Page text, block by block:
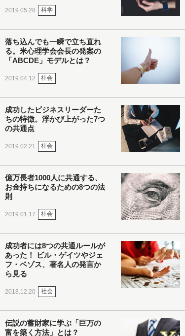
2019.05.28 科学
落ち込んでも一瞬で立ち直れ
る。米心理学会会長の発案の
「ABCDE」モデルとは？
2019.04.12 社会
成功したビジネスリーダーた
ちの特徴。浮かび上がった7つ
の共通点
2019.02.21 社会
億万長者1000人に共通する、
お金持ちになるための8つの法
則
2019.01.17 社会
成功者には8つの共通ルールが
あった！ ビル・ゲイツやジェ
フ・ベゾス、著名人の発言か
ら見る
2018.12.20 社会
伝説の蓄財家に学ぶ「巨万の
富を築く方法」とは？